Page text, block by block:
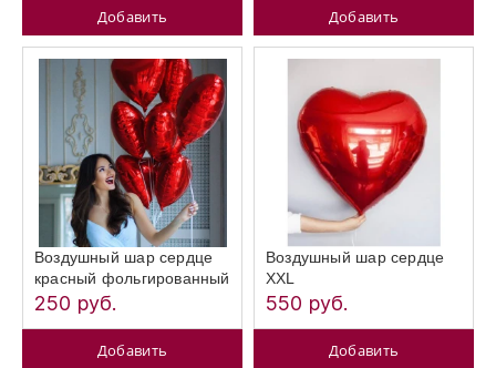
Добавить Добавить
Воздушный шар сердце
красный фольгированный
250 руб.
Добавить
Воздушный шар сердце
XXL
550 руб.
Добавить